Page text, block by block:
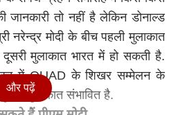
जानकारी तो नहीं है लेकिन डोनाल्ड
नरेन्द्र मोदी के बीच पहली मुलाकात
मुलाकात भारत में हो सकती है.
में QUAD के शिखर सम्मेलन के
मुलाकात संभावित है.
और पढ़ें